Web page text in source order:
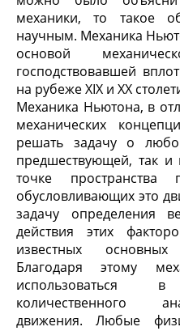
механики, то такое
научным. Механика
основой
господствовавшей
на рубеже XIX и XX
Механика Ньютона, в
механических
решать задачу о
предшествующей, так
точке пространства
обусловливающих это
задачу определения
действия этих
известных
Благодаря этому
использоваться
количественного
движения. Любые